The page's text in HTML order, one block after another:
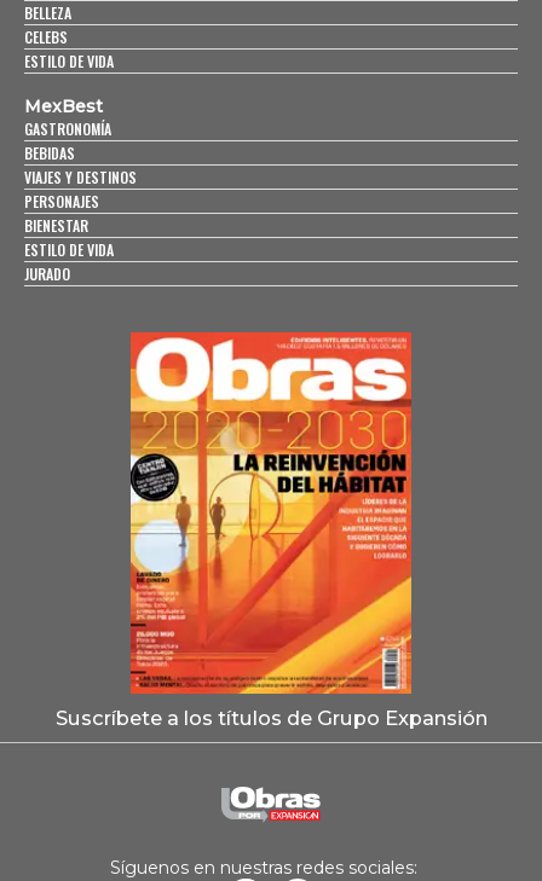
BELLEZA
CELEBS
ESTILO DE VIDA
MexBest
GASTRONOMÍA
BEBIDAS
VIAJES Y DESTINOS
PERSONAJES
BIENESTAR
ESTILO DE VIDA
JURADO
Suscríbete a los títulos de Grupo Expansión
Síguenos en nuestras redes sociales: